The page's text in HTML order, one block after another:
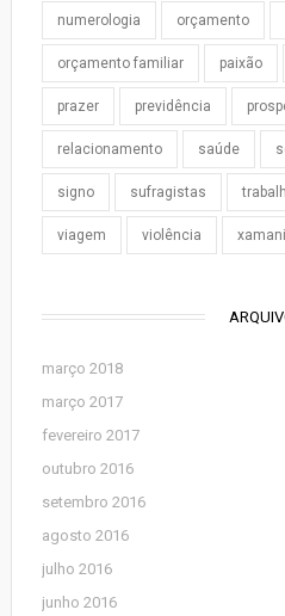
numerologia orçamento
orçamento familiar paixão
prazer previdência
relacionamento saúde
signo sufragistas
viagem violência
março 2018
março 2017
fevereiro 2017
outubro 2016
setembro 2016
agosto 2016
julho 2016
junho 2016